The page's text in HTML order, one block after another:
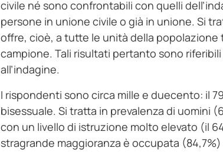
civile né sono confrontabili con quelli
persone in unione civile o già in unione. Si
offre, cioè, a tutte le unità della
campione. Tali risultati pertanto sono
all’indagine.
I rispondenti sono circa mille e duecento: il
bisessuale. Si tratta in prevalenza di uomini
con un livello di istruzione molto elevato (il
stragrande maggioranza è occupata